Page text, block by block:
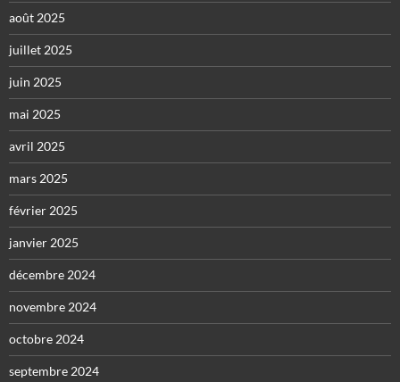
août 2025
juillet 2025
juin 2025
mai 2025
avril 2025
mars 2025
février 2025
janvier 2025
décembre 2024
novembre 2024
octobre 2024
septembre 2024